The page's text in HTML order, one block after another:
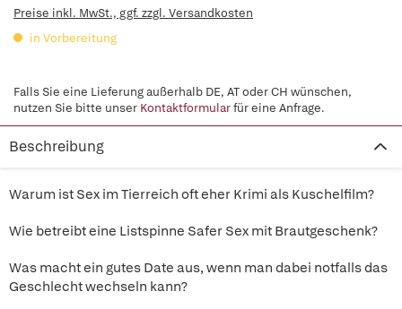
Preise inkl. MwSt., ggf. zzgl. Versandkosten
in Vorbereitung
Falls Sie eine Lieferung außerhalb DE, AT oder CH wünschen,
nutzen Sie bitte unser Kontaktformularfür eine Anfrage.
Beschreibung
Warum ist Sex im Tierreich oft eher Krimi als Kuschelfilm?
Wie betreibt eine Listspinne Safer Sex mit Brautgeschenk?
Was macht ein gutes Date aus, wenn man dabei notfalls das
Geschlecht wechseln kann?